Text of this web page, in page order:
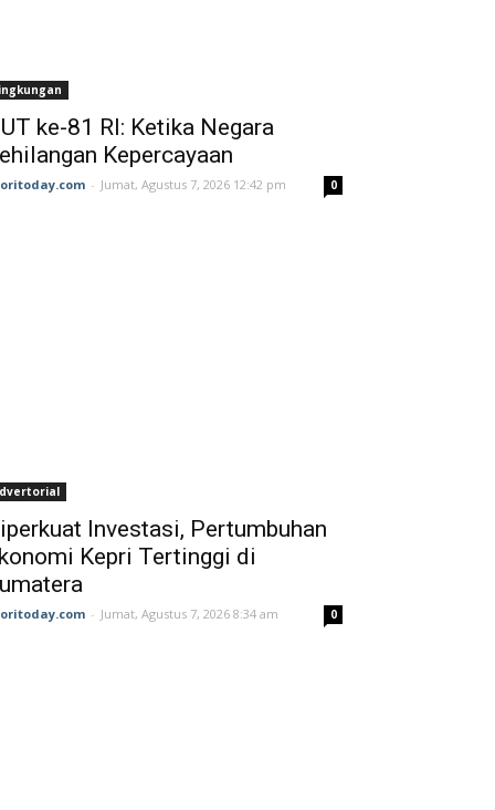
ke-81 RI: Ketika Negara
Kepercayaan
- Jumat, Agustus 7, 2026 12:42 pm 0
Investasi, Pertumbuhan
Kepri Tertinggi di
- Jumat, Agustus 7, 2026 8:34 am 0